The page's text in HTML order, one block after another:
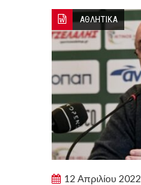
ΑΘΛΗΤΙΚΑ
12 Απριλίου 2022